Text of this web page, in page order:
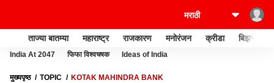
ताज्या बातम्या महाराष्ट्र राजकारण मनोरंजन क्रीडा बिझनेस
India At 2047 फिफा विश्वचषक Ideas of India
मुख्यपृष्ठ TOPIC KOTAK MAHINDRA BANK